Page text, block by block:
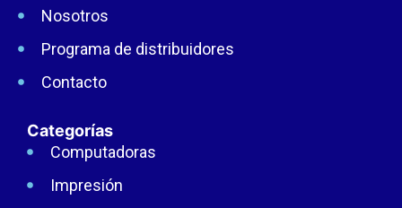
Nosotros
Programa de distribuidores
Contacto
Categorías
Computadoras
Impresión